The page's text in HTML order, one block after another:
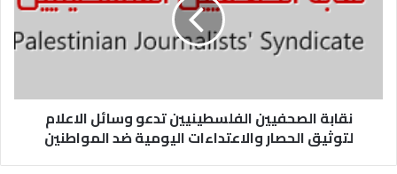
نقابة الصحفيين الفلسطينيين تدعو وسائل الاعلام
لتوثيق الحصار والاعتداءات اليومية ضد المواطنين